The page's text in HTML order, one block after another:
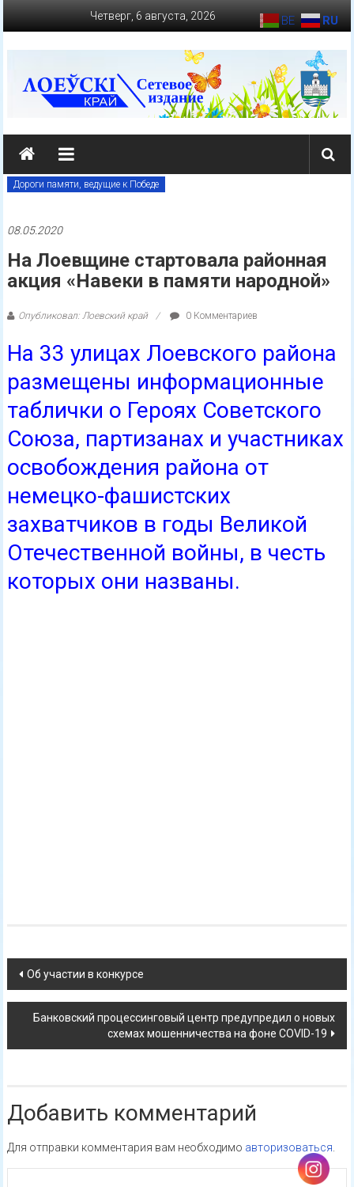
Четверг, 6 августа, 2026
loevkraj.by
Еженедельная
районная
газета
Дороги памяти, ведущие к Победе
08.05.2020
На Лоевщине стартовала районная
акция «Навеки в памяти народной»
Опубликовал: Лоевский край 0 Комментариев
На 33 улицах Лоевского района
размещены информационные
таблички о Героях Советского
Союза, партизанах и участниках
освобождения района от
немецко-фашистских
захватчиков в годы Великой
Отечественной войны, в честь
которых они названы.
Навигация
по
записям
Об участии в конкурсе
Банковский процессинговый центр предупредил о новых
схемах мошенничества на фоне COVID-19
Добавить комментарий
Для отправки комментария вам необходимо авторизоваться
BE RU